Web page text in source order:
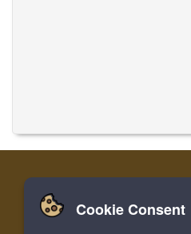
Zuhause Einloggen
Cookie Consent